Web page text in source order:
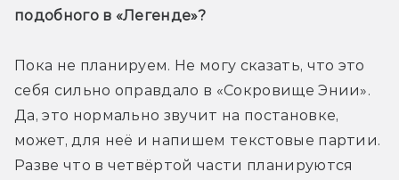
подобного в «Легенде»?
Пока не планируем. Не могу сказать, что это
себя сильно оправдало в «Сокровище Энии».
Да, это нормально звучит на постановке,
может, для неё и напишем текстовые партии.
Разве что в четвёртой части планируются